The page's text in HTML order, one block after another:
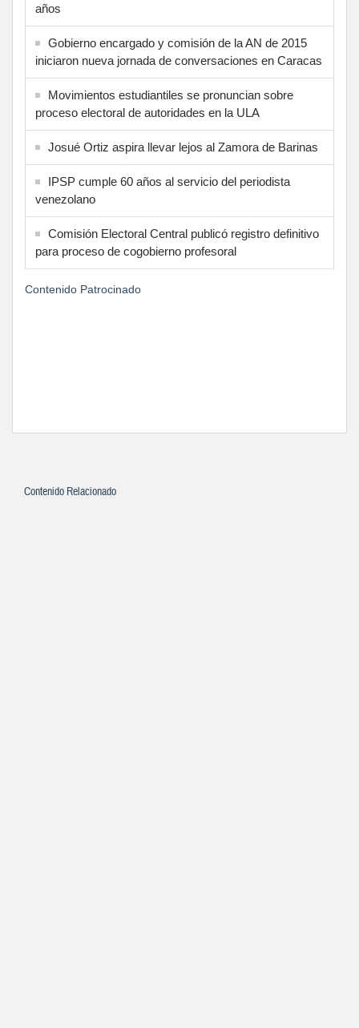
años
Gobierno encargado y comisión de la AN de 2015
iniciaron nueva jornada de conversaciones en Caracas
Movimientos estudiantiles se pronuncian sobre
proceso electoral de autoridades en la ULA
Josué Ortiz aspira llevar lejos al Zamora de Barinas
IPSP cumple 60 años al servicio del periodista
venezolano
Comisión Electoral Central publicó registro definitivo
para proceso de cogobierno profesoral
Contenido Patrocinado
Contenido Relacionado